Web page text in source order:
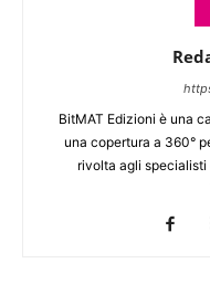
BitMAT Edizioni è una
una copertura a 360°
rivolta agli